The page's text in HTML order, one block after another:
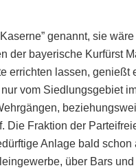
genannt, sie
der bayerische Kurfürst
errichten lassen, genießt
vom Siedlungsgebiet
Die Fraktion der
Anlage bald schon
über Bars